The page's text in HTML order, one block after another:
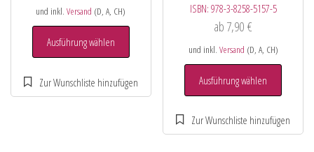
und inkl.Versand (D, A, CH)
Ausführung wählen
ISBN: 978-3-8258-5157-5
ab 7,90€
und inkl. Versand (D, A, CH)
Ausführung wählen